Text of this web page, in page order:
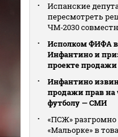
Испанские
пересмотреть
ЧМ‑2030
Исполком ФИФА
Инфантино и
проекте
Инфантино
продажи прав
футболу — СМИ
«ПСЖ» разгромно
«Мальорке» в